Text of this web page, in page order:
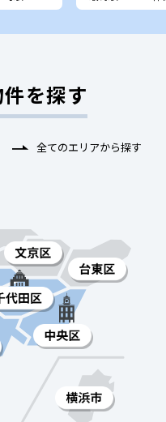
を探す
全てのエリアから探す